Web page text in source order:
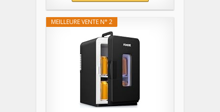
MEILLEURE VENTE N° 2